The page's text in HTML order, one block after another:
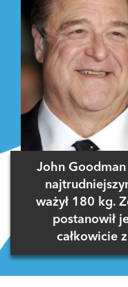
John
ważył 180 kg.
postanowił
całkowicie